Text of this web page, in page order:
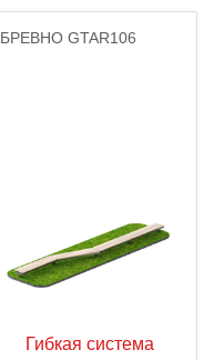
БРЕВНО GTAR106
Гибкая система